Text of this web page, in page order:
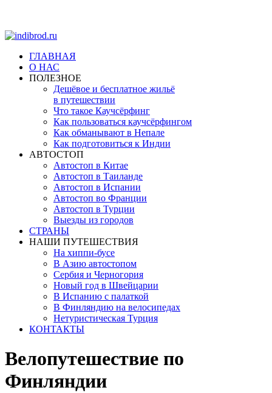
ГЛАВНАЯ
О НАС
ПОЛЕЗНОЕ
Дешёвое и бесплатное жильё
в путешествии
Что такое Каучсёрфинг
Как пользоваться каучсёрфингом
Как обманывают в Непале
Как подготовиться к Индии
АВТОСТОП
Автостоп в Китае
Автостоп в Таиланде
Автостоп в Испании
Автостоп во Франции
Автостоп в Турции
Выезды из городов
СТРАНЫ
НАШИ ПУТЕШЕСТВИЯ
На хиппи-бусе
В Азию автостопом
Сербия и Черногория
Новый год в Швейцарии
В Испанию с палаткой
В Финляндию на велосипедах
Нетуристическая Турция
КОНТАКТЫ
Велопутешествие по
Финляндии